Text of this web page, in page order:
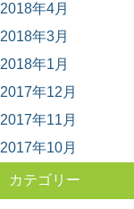
2018年4月
2018年3月
2018年1月
2017年12月
2017年11月
2017年10月
カテゴリー